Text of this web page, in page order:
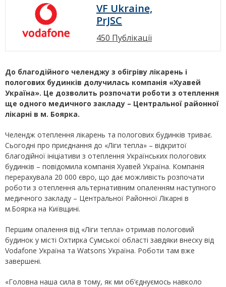
VF Ukraine,
PrJSC
450 Публікації
До благодійного челенджу з обігріву лікарень і
пологових будинків долучилась компанія «Хуавей
Україна». Це дозволить розпочати роботи з отеплення
ще одного медичного закладу – Центральної районної
лікарні в м. Боярка.
Челендж отеплення лікарень та пологових будинків триває.
Сьогодні про приєднання до «Ліги тепла» – відкритої
благодійної ініціативи з отеплення Українських пологових
будинків – повідомила компанія Хуавей Україна. Компанія
перерахувала 20 000 євро, що дає можливість розпочати
роботи з отеплення альтернативним опаленням наступного
медичного закладу – Центральної Районної Лікарні в
м.Боярка на Київщині.
Першим опалення від «Ліги тепла» отримав пологовий
будинок у місті Охтирка Сумської області завдяки внеску від
Vodafone Україна та Watsons Україна. Роботи там вже
завершені.
«Головна наша сила в тому, як ми об’єднуємось навколо